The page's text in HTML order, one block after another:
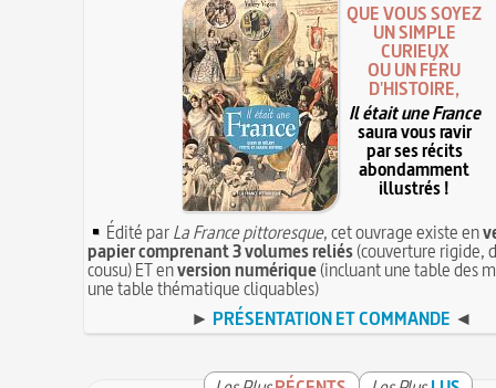
QUE VOUS SOYEZ
UN SIMPLE
CURIEUX
OU UN FÉRU
D'HISTOIRE,
Il était une France
saura vous ravir
par ses récits
abondamment
illustrés !
Édité parLa France pittoresque, cet ouvrage existe en
papier comprenant 3 volumes reliés(couverture rigide,
cousu) ET enversion numérique(incluant une table des
une table thématique cliquables)
► PRÉSENTATION ET COMMANDE ◄